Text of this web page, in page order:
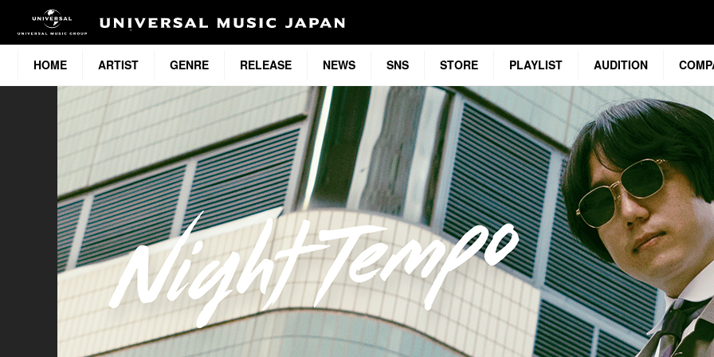
HOME ARTIST GENRE RELEASE NEWS SNS STORE PLAYLIST AUDITION